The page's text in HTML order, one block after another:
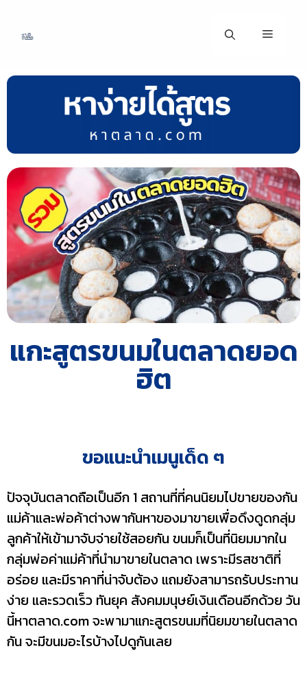
แกะสูตรขนมในตลาดยอด
ฮิต
ปัจจุบันตลาดถือเป็นอีก 1 สถานที่ที่คนนิยมไปขายของกัน
แม่ค้าและพ่อค้าต่างพากันหาของมาขายเพื่อดึงดูดกลุ่ม
ลูกค้าให้เข้ามาจับจ่ายใช้สอยกัน ขนมก็เป็นที่นิยมมากใน
กลุ่มพ่อค่าแม่ค้าที่นำมาขายในตลาด เพราะมีรสชาติที่
อร่อย และมีราคาที่น่าจับต้อง แถมยังสามารถรับประทาน
ง่าย และรวดเร็ว ทันยุค สังคมมนุษย์เงินเดือนอีกด้วย วัน
นี้หาตลาด.com จะพามาแกะสูตรขนมที่นิยมขายในตลาด
กัน จะมีขนมอะไรบ้างไปดูกันเลย
ขอแนะนำเมนูเด็ด ๆ